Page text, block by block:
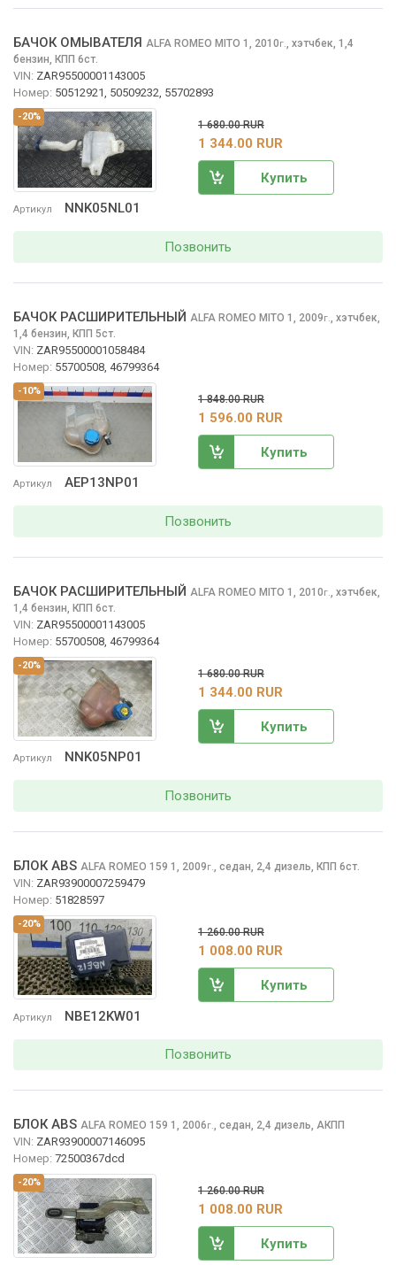
-20%
Артикул NNK05NL01
БАЧОК ОМЫВАТЕЛЯ ALFA ROMEO MITO 1, 2010г., хэтчбек, 1,4
бензин, КПП 6ст.
VIN: ZAR95500001143005
Номер: 50512921, 50509232, 55702893
1 680.00 RUR
1 344.00 RUR
Купить
Позвонить
-10%
Артикул AEP13NP01
БАЧОК РАСШИРИТЕЛЬНЫЙ ALFA ROMEO MITO 1, 2009г., хэтчбек,
1,4 бензин, КПП 5ст.
VIN: ZAR95500001058484
Номер: 55700508, 46799364
1 848.00 RUR
1 596.00 RUR
Купить
Позвонить
-20%
Артикул NNK05NP01
БАЧОК РАСШИРИТЕЛЬНЫЙ ALFA ROMEO MITO 1, 2010г., хэтчбек,
1,4 бензин, КПП 6ст.
VIN: ZAR95500001143005
Номер: 55700508, 46799364
1 680.00 RUR
1 344.00 RUR
Купить
Позвонить
-20%
Артикул NBE12KW01
БЛОК ABS ALFA ROMEO 159 1, 2009г., седан, 2,4 дизель, КПП 6ст.
VIN: ZAR93900007259479
Номер: 51828597
1 260.00 RUR
1 008.00 RUR
Купить
Позвонить
-20%
БЛОК ABS ALFA ROMEO 159 1, 2006г., седан, 2,4 дизель, АКПП
VIN: ZAR93900007146095
Номер: 72500367dcd
1 260.00 RUR
1 008.00 RUR
Купить